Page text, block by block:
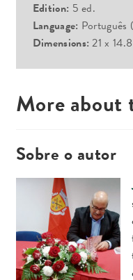
Edition: 5 ed.
Language: Português
Dimensions:21 x
More about
Sobre o autor